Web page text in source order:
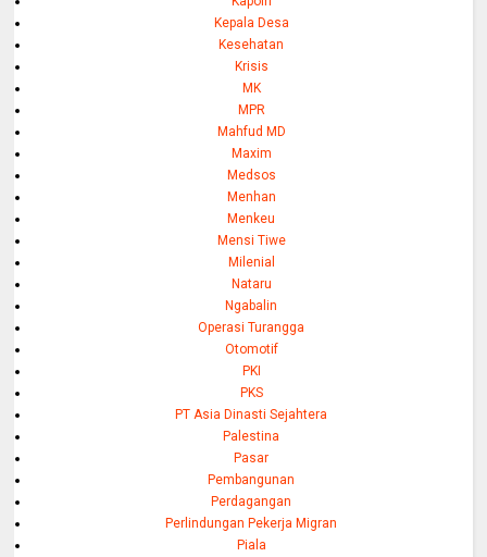
Kepala Desa
Kesehatan
Krisis
MK
MPR
Mahfud MD
Maxim
Medsos
Menhan
Menkeu
Mensi Tiwe
Milenial
Nataru
Ngabalin
Operasi Turangga
Otomotif
PKI
PKS
PT Asia Dinasti Sejahtera
Palestina
Pasar
Pembangunan
Perdagangan
Perlindungan Pekerja Migran
Piala